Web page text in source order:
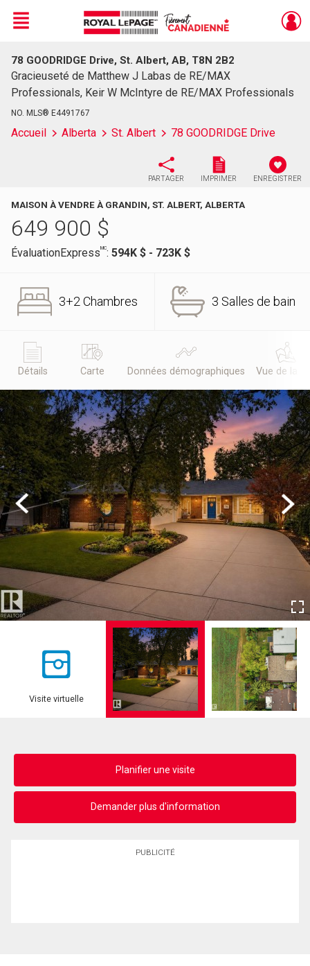
Live
En Direct
Menu
78 GOODRIDGE Drive, St. Albert, AB, T8N 2B2
Gracieuseté de Matthew J Labas de RE/MAX
Professionals, Keir W McIntyre de RE/MAX Professionals
NO. MLS® E4491767
Accueil Alberta St. Albert 78 GOODRIDGE Drive
PARTAGER IMPRIMER ENREGISTRER
MAISON À VENDRE À GRANDIN, ST. ALBERT, ALBERTA
649 900 $
ÉvaluationExpressMC: 594K $ - 723K $
3+2 Chambres 3 Salles de bain
Détails Carte Données démographiques Vue de la
Previous Next
Visite virtuelle
Planifier une visite
Demander plus d'information
PUBLICITÉ